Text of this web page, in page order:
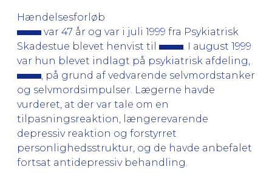
Hændelsesforløb
var 47 år og var i juli 1999 fra Psykiatrisk
Skadestue blevet henvist til
. I august 1999
var hun blevet indlagt på psykiatrisk afdeling,
, på grund af vedvarende selvmordstanker
og selvmordsimpulser. Lægerne havde
vurderet, at der var tale om en
tilpasningsreaktion, længerevarende
depressiv reaktion og forstyrret
personlighedsstruktur, og de havde anbefalet
fortsat antidepressiv behandling.